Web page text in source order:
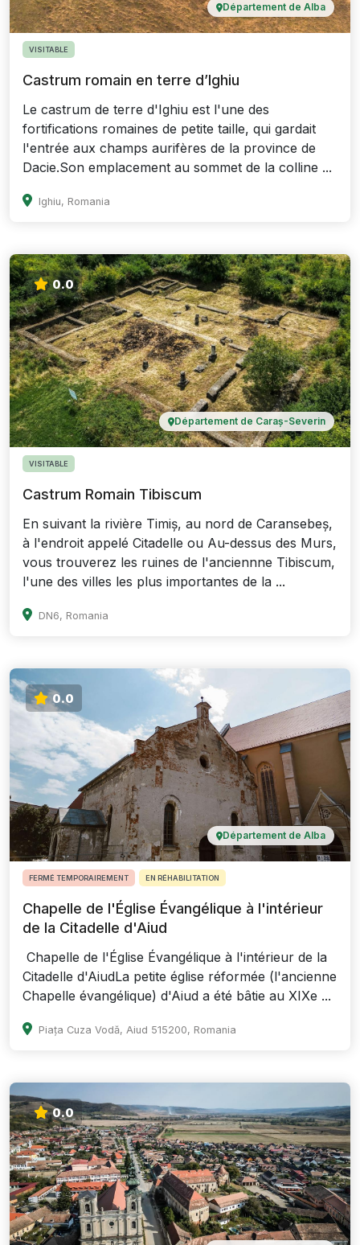
Département de Alba
VISITABLE
Castrum romain en terre d’Ighiu
Le castrum de terre d'Ighiu est l'une des
fortifications romaines de petite taille, qui gardait
l'entrée aux champs aurifères de la province de
Dacie.Son emplacement au sommet de la colline ...
Ighiu, Romania
0.0
Département de Caraș-Severin
VISITABLE
Castrum Romain Tibiscum
En suivant la rivière Timiș, au nord de Caransebeș,
à l'endroit appelé Citadelle ou Au-dessus des Murs,
vous trouverez les ruines de l'anciennne Tibiscum,
l'une des villes les plus importantes de la ...
DN6, Romania
0.0
Département de Alba
FERMÉ TEMPORAIREMENT EN RÉHABILITATION
Chapelle de l'Église Évangélique à l'intérieur
de la Citadelle d'Aiud
Chapelle de l'Église Évangélique à l'intérieur de la
Citadelle d'AiudLa petite église réformée (l'ancienne
Chapelle évangélique) d'Aiud a été bâtie au XIXe ...
Piața Cuza Vodă, Aiud 515200, Romania
0.0